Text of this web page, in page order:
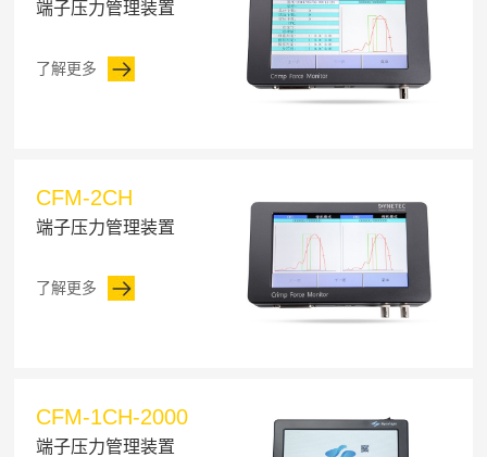
端子压力管理装置
了解更多
CFM-2CH
端子压力管理装置
了解更多
CFM-1CH-2000
端子压力管理装置